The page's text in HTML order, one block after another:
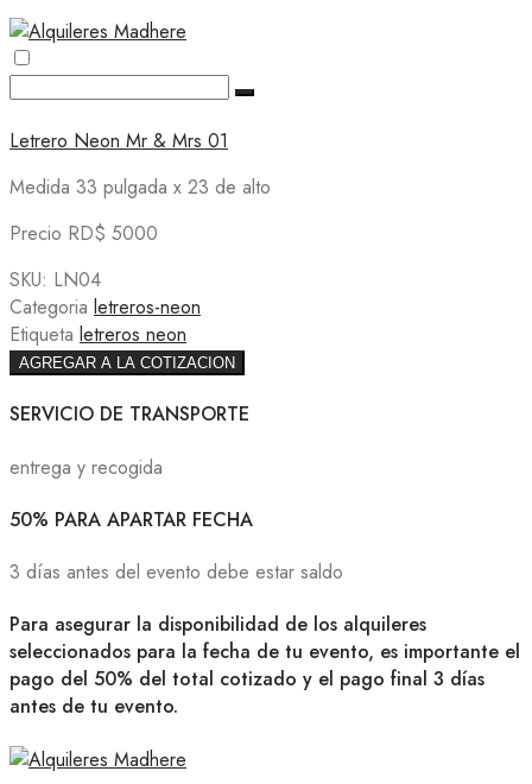
Letrero Neon Mr & Mrs 01
Medida 33 pulgada x 23 de alto
Precio RD$ 5000
SKU: LN04
Categoria letreros-neon
Etiqueta letreros neon
AGREGAR A LA COTIZACION
SERVICIO DE TRANSPORTE
entrega y recogida
50% PARA APARTAR FECHA
3 días antes del evento debe estar saldo
Para asegurar la disponibilidad de los alquileres
seleccionados para la fecha de tu evento, es importante el
pago del 50% del total cotizado y el pago final 3 días
antes de tu evento.